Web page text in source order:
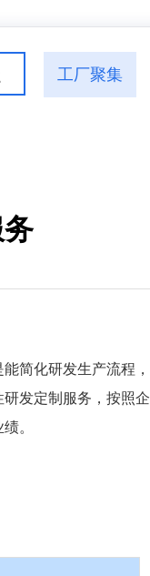
工厂聚集
简化研发生产流程，
发定制服务，按照企
。